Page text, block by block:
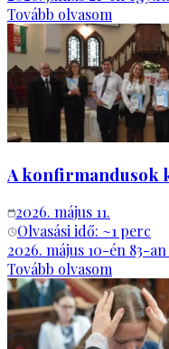
Tovább olvasom
A konfirmandusok
2026. május 11.
Olvasási idő: ~1 perc
2026. május 10-én 83-
Tovább olvasom